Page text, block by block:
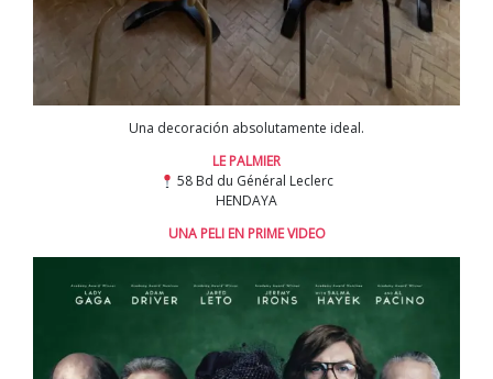
Una decoración absolutamente ideal.
LE PALMIER
58 Bd du Général Leclerc
HENDAYA
UNA PELI EN PRIME VIDEO